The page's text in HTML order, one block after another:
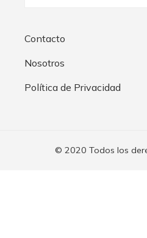
Contacto
Nosotros
Política de Privacidad
© 2020 Todos los